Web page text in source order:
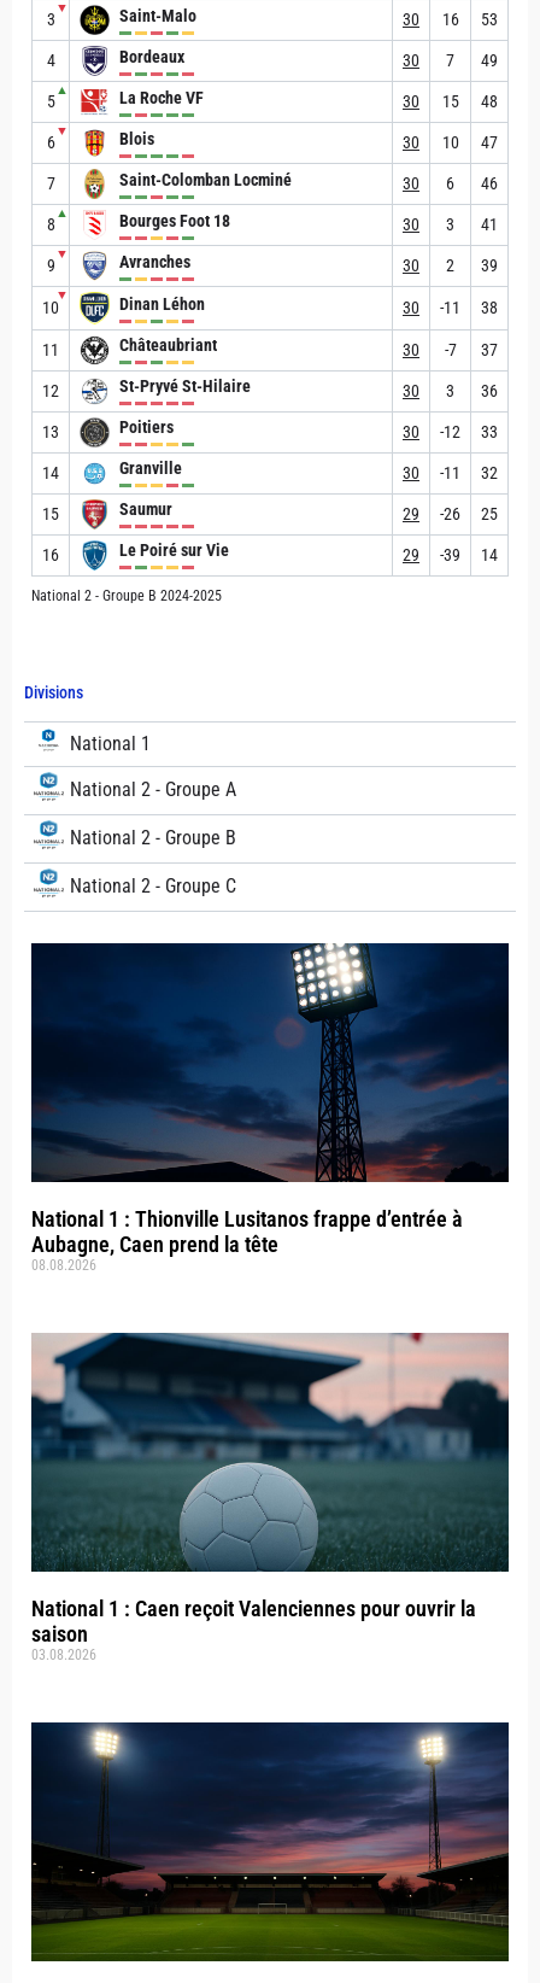
Divisions
National 1
National 2 - Groupe A
National 2 - Groupe B
National 2 - Groupe C
National 1 : Thionville Lusitanos frappe d’entrée à
Aubagne, Caen prend la tête
08.08.2026
National 1 : Caen reçoit Valenciennes pour ouvrir la
saison
03.08.2026
3
▼ Saint-Malo 30 16 53
4 Bordeaux 30 7 49
5
▲ La Roche VF 30 15 48
6
▼ Blois 30 10 47
7 Saint-Colomban Locminé 30 6 46
8
▲ Bourges Foot 18 30 3 41
9
▼ Avranches 30 2 39
10
▼ Dinan Léhon 30 -11 38
11 Châteaubriant 30 -7 37
12 St-Pryvé St-Hilaire 30 3 36
13 Poitiers 30 -12 33
14 Granville 30 -11 32
15 Saumur 29 -26 25
16 Le Poiré sur Vie 29 -39 14
National 2 - Groupe B 2024-2025